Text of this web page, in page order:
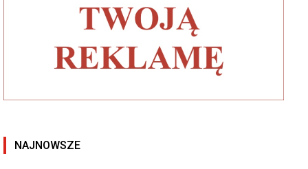
NAJNOWSZE